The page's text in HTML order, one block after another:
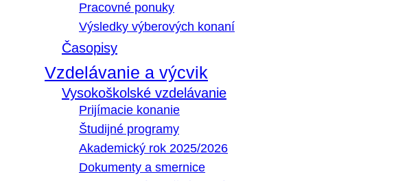
Pracovné ponuky
Výsledky výberových konaní
Časopisy
Vzdelávanie a výcvik
Vysokoškolské vzdelávanie
Prijímacie konanie
Študijné programy
Akademický rok 2025/2026
Dokumenty a smernice